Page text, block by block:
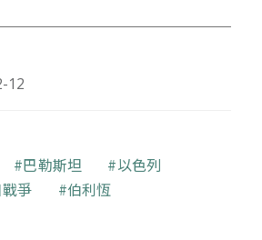
究所博士生
12
巴勒斯坦
以色列
爭
伯利恆